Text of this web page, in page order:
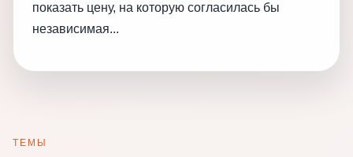
показать цену, на которую согласилась бы
независимая...
ТЕМЫ